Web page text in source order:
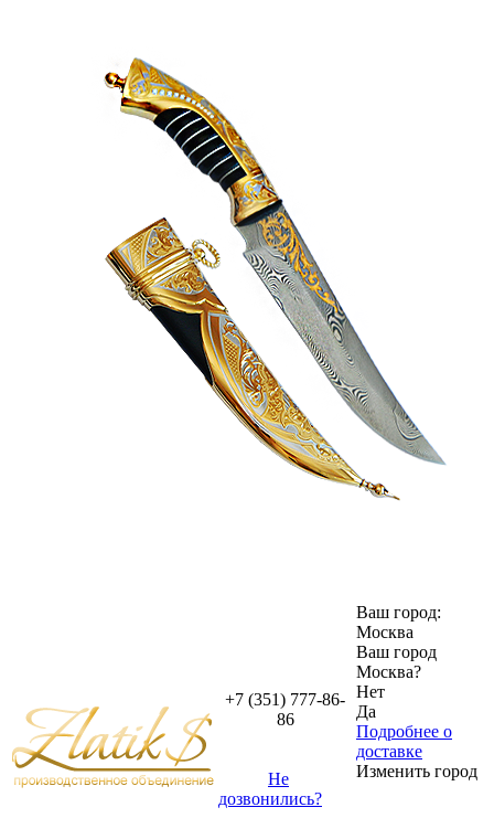
+7 (351) 777-86-
86
Не
дозвонились?
Ваш город:
Москва
Ваш город
Москва?
Нет
Да
Подробнее о
доставке
Изменить город